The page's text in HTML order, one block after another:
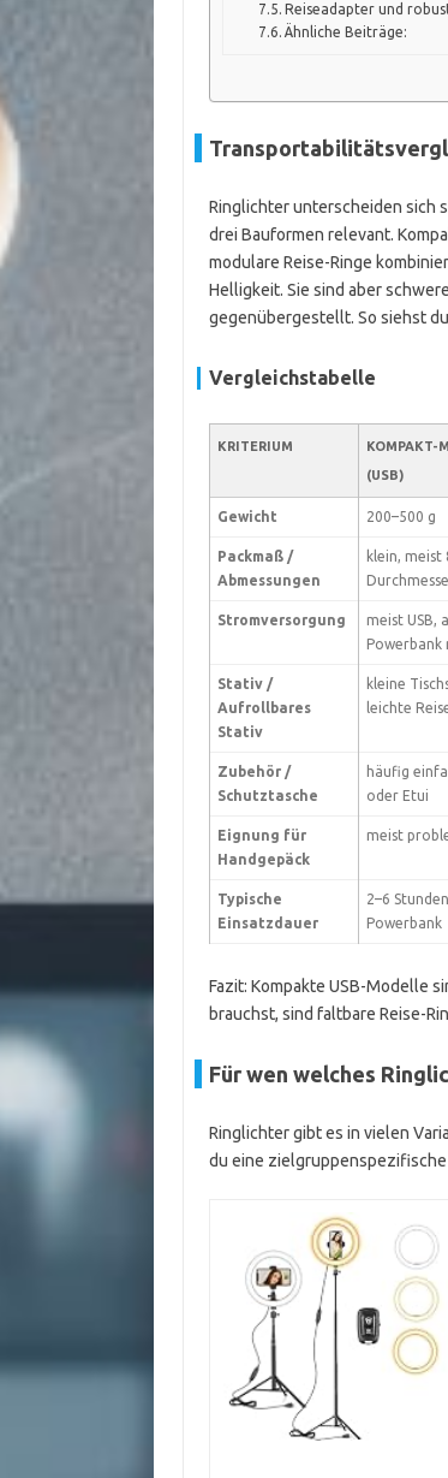
Reiseadapter und
Ähnliche Beiträge:
Ringlichter unterscheiden sich
drei Bauformen relevant.
modulare Reise-Ringe
Helligkeit. Sie sind aber
gegenübergestellt. So siehst
Vergleichstabelle
KRITERIUM
KOMPAKT-
(USB)
Gewicht 200–500 g
Packmaß /
Abmessungen
klein, meist
Stromversorgung
meist USB,
Powerbank
Stativ /
Aufrollbares
Stativ
kleine
leichte
Zubehör /
Schutztasche
häufig
oder Etui
Eignung für
Handgepäck
meist
Typische
Einsatzdauer
2–6
Powerbank
Fazit: Kompakte USB-Modelle
brauchst, sind faltbare Reise-
Für wen welches
Ringlichter gibt es in vielen
du eine